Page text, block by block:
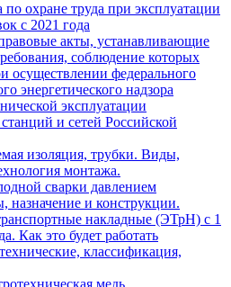
охране труда при эксплуатации
с 2021 года
акты, устанавливающие
соблюдение которых
осуществлении федерального
энергетического надзора
эксплуатации
и сетей Российской
изоляция, трубки. Виды,
монтажа.
сварки давлением
и конструкции.
накладные (ЭТрН) с 1
Как это будет работать
классификация,
медь